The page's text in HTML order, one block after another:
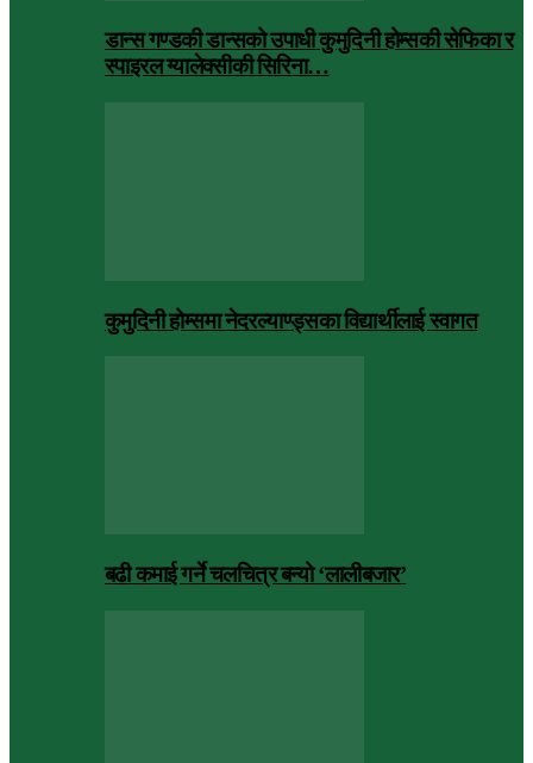
डान्स गण्डकी डान्सको उपाधी कुमुदिनी होम्सकी सेफिका र
स्पाइरल ग्यालेक्सीकी सिरिना…
कुमुदिनी होम्समा नेदरल्याण्ड्सका विद्यार्थीलाई स्वागत
बढी कमाई गर्ने चलचित्र बन्यो ‘लालीबजार’